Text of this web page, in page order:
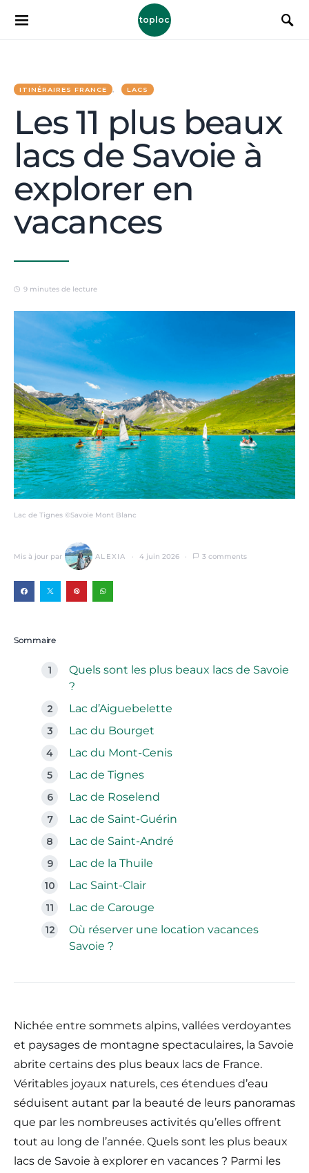
toploc
ITINÉRAIRES FRANCE LACS
Les 11 plus beaux
lacs de Savoie à
explorer en
vacances
9 minutes de lecture
Lac de Tignes ©Savoie Mont Blanc
Mis à jour par ALEXIA 4 juin 2026 3 comments
Sommaire
Quels sont les plus beaux lacs de Savoie
?
Lac d’Aiguebelette
Lac du Bourget
Lac du Mont-Cenis
Lac de Tignes
Lac de Roselend
Lac de Saint-Guérin
Lac de Saint-André
Lac de la Thuile
Lac Saint-Clair
Lac de Carouge
Où réserver une location vacances
Savoie ?
Nichée entre sommets alpins, vallées verdoyantes
et paysages de montagne spectaculaires, la Savoie
abrite certains des plus beaux lacs de France.
Véritables joyaux naturels, ces étendues d’eau
séduisent autant par la beauté de leurs panoramas
que par les nombreuses activités qu’elles offrent
tout au long de l’année. Quels sont les plus beaux
lacs de Savoie à explorer en vacances ? Parmi les